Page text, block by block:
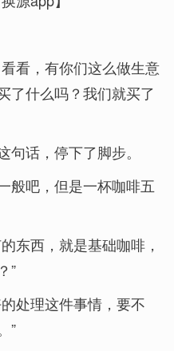
看，有你们这么做生意
了什么吗？我们就买了
话，停下了脚步。
般吧，但是一杯咖啡五
东西，就是基础咖啡，
”
处理这件事情，要不
”